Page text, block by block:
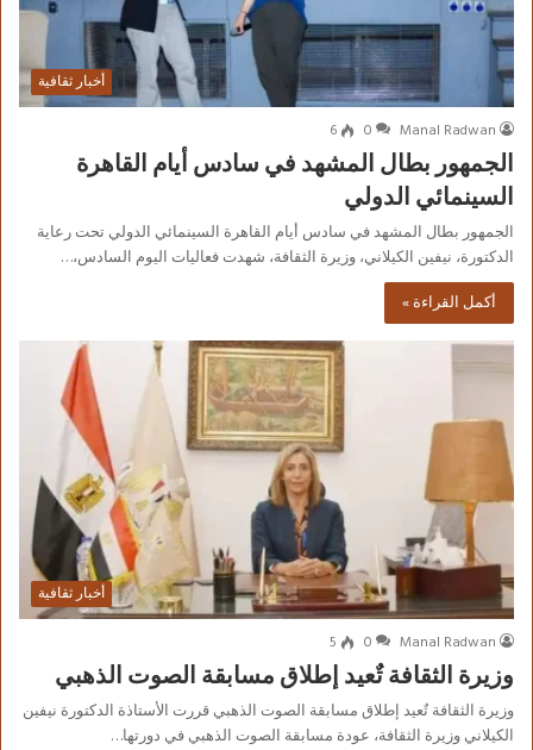
أخبار ثقافية
Manal Radwan
0
6
الجمهور بطال المشهد في سادس أيام القاهرة
السينمائي الدولي
الجمهور بطال المشهد في سادس أيام القاهرة السينمائي الدولي تحت رعاية
الدكتورة، نيفين الكيلاني، وزيرة الثقافة، شهدت فعاليات اليوم السادس،…
أكمل القراءة »
أخبار ثقافية
Manal Radwan
0
5
وزيرة الثقافة تٌعيد إطلاق مسابقة الصوت الذهبي
وزيرة الثقافة تٌعيد إطلاق مسابقة الصوت الذهبي قررت الأستاذة الدكتورة نيفين
الكيلاني وزيرة الثقافة، عودة مسابقة الصوت الذهبي في دورتها…